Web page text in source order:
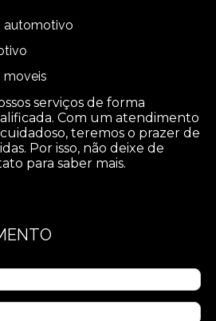
automotivo
moveis
serviços de forma
Com um atendimento
teremos o prazer de
Por isso, não deixe de
para saber mais.